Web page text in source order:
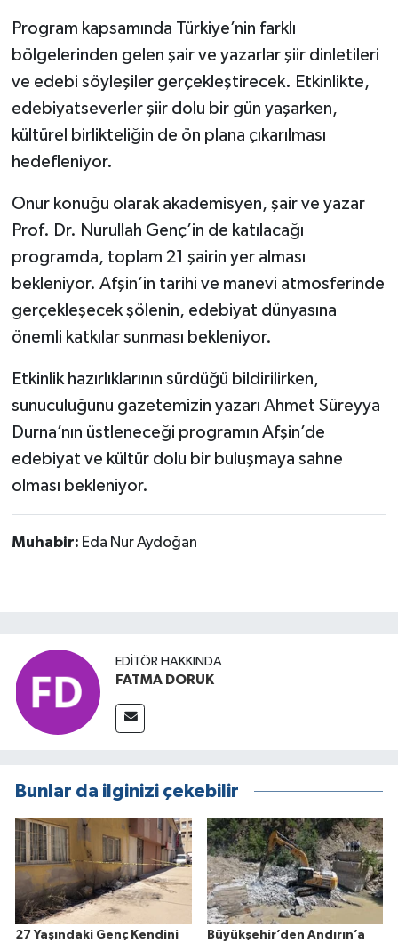
Program kapsamında Türkiye’nin farklı
bölgelerinden gelen şair ve yazarlar şiir dinletileri
ve edebi söyleşiler gerçekleştirecek. Etkinlikte,
edebiyatseverler şiir dolu bir gün yaşarken,
kültürel birlikteliğin de ön plana çıkarılması
hedefleniyor.
Onur konuğu olarak akademisyen, şair ve yazar
Prof. Dr. Nurullah Genç’in de katılacağı
programda, toplam 21 şairin yer alması
bekleniyor. Afşin’in tarihi ve manevi atmosferinde
gerçekleşecek şölenin, edebiyat dünyasına
önemli katkılar sunması bekleniyor.
Etkinlik hazırlıklarının sürdüğü bildirilirken,
sunuculuğunu gazetemizin yazarı Ahmet Süreyya
Durna’nın üstleneceği programın Afşin’de
edebiyat ve kültür dolu bir buluşmaya sahne
olması bekleniyor.
Muhabir: Eda Nur Aydoğan
EDITÖR HAKKINDA
FATMA DORUK
Bunlar da ilginizi çekebilir
27 Yaşındaki Genç Kendini
Büyükşehir’den Andırın’a